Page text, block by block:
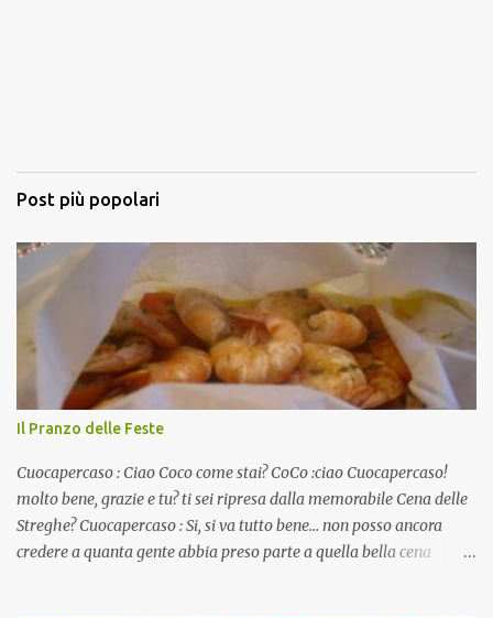
Post più popolari
Il Pranzo delle Feste
Cuocapercaso : Ciao Coco come stai? CoCo :ciao Cuocapercaso!
molto bene, grazie e tu? ti sei ripresa dalla memorabile Cena delle
Streghe? Cuocapercaso : Si, si va tutto bene… non posso ancora
credere a quanta gente abbia preso parte a quella bella cena